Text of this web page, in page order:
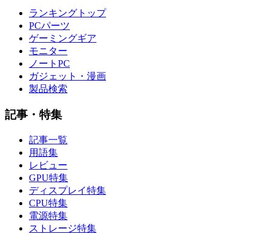
ランキングトップ
PCパーツ
ゲーミングギア
モニター
ノートPC
ガジェット・漫画
製品検索
記事・特集
記事一覧
用語集
レビュー
GPU特集
ディスプレイ特集
CPU特集
電源特集
ストレージ特集